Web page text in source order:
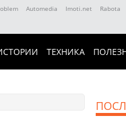
Automedia Imoti.net Rabota
ТЕХНИКА